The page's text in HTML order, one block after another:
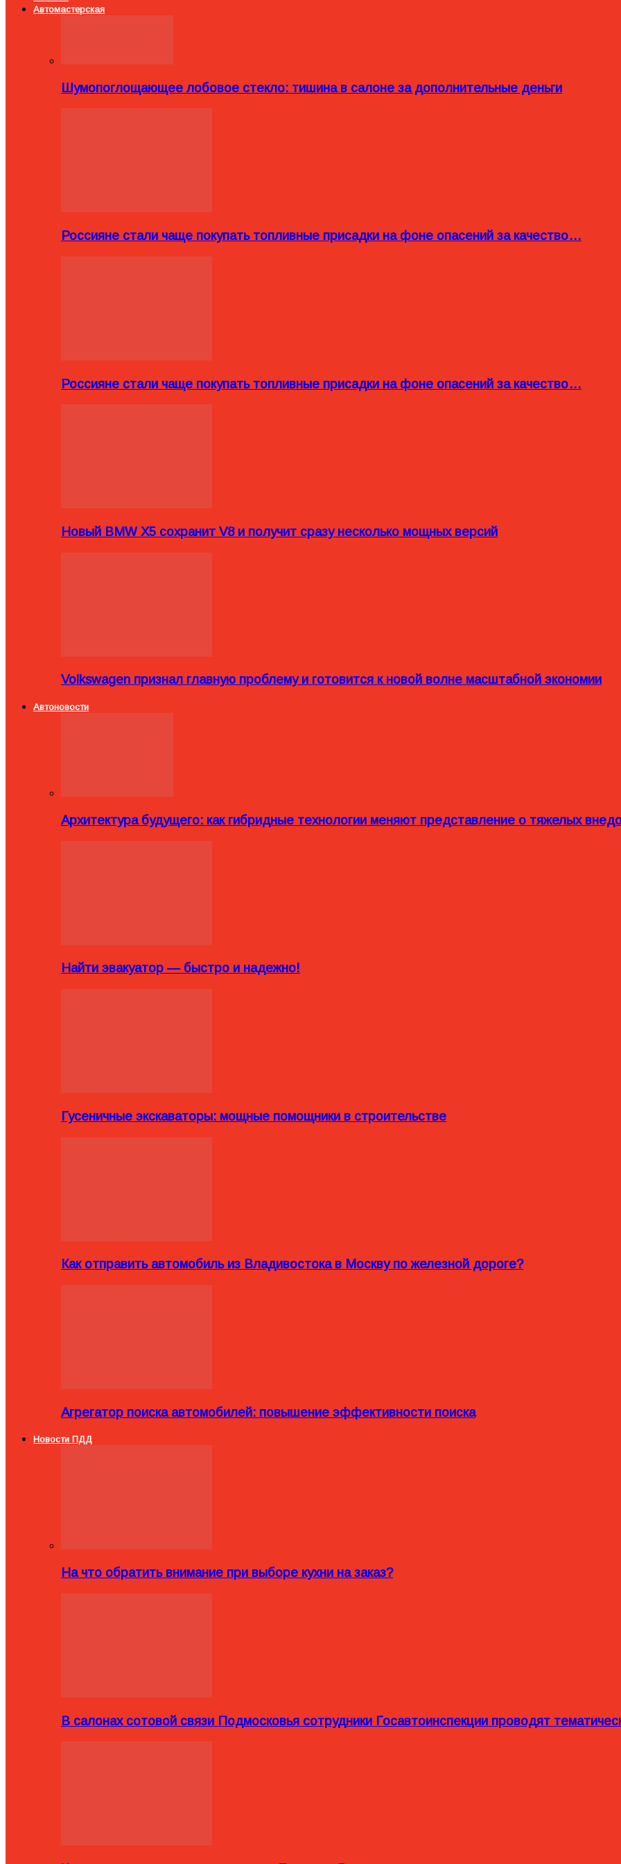
Автомастерская
Шумопоглощающее лобовое стекло: тишина в салоне за дополнительные деньги
Россияне стали чаще покупать топливные присадки на фоне опасений за качество…
Россияне стали чаще покупать топливные присадки на фоне опасений за качество…
Новый BMW X5 сохранит V8 и получит сразу несколько мощных версий
Volkswagen признал главную проблему и готовится к новой волне масштабной экономии
Автоновости
Архитектура будущего: как гибридные технологии меняют представление о тяжелых
Найти эвакуатор — быстро и надежно!
Гусеничные экскаваторы: мощные помощники в строительстве
Как отправить автомобиль из Владивостока в Москву по железной дороге?
Агрегатор поиска автомобилей: повышение эффективности поиска
Новости ПДД
На что обратить внимание при выборе кухни на заказ?
В салонах сотовой связи Подмосковья сотрудники Госавтоинспекции проводят